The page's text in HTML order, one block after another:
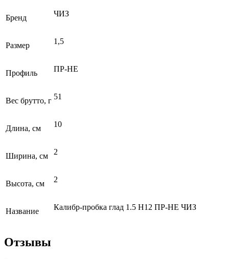
Бренд ЧИЗ
Размер 1,5
Профиль ПР-НЕ
Вес брутто, г 51
Длина, см 10
Ширина, см 2
Высота, см 2
Название Калибр-пробка глад 1.5 Н12 ПР-НЕ ЧИЗ
Отзывы